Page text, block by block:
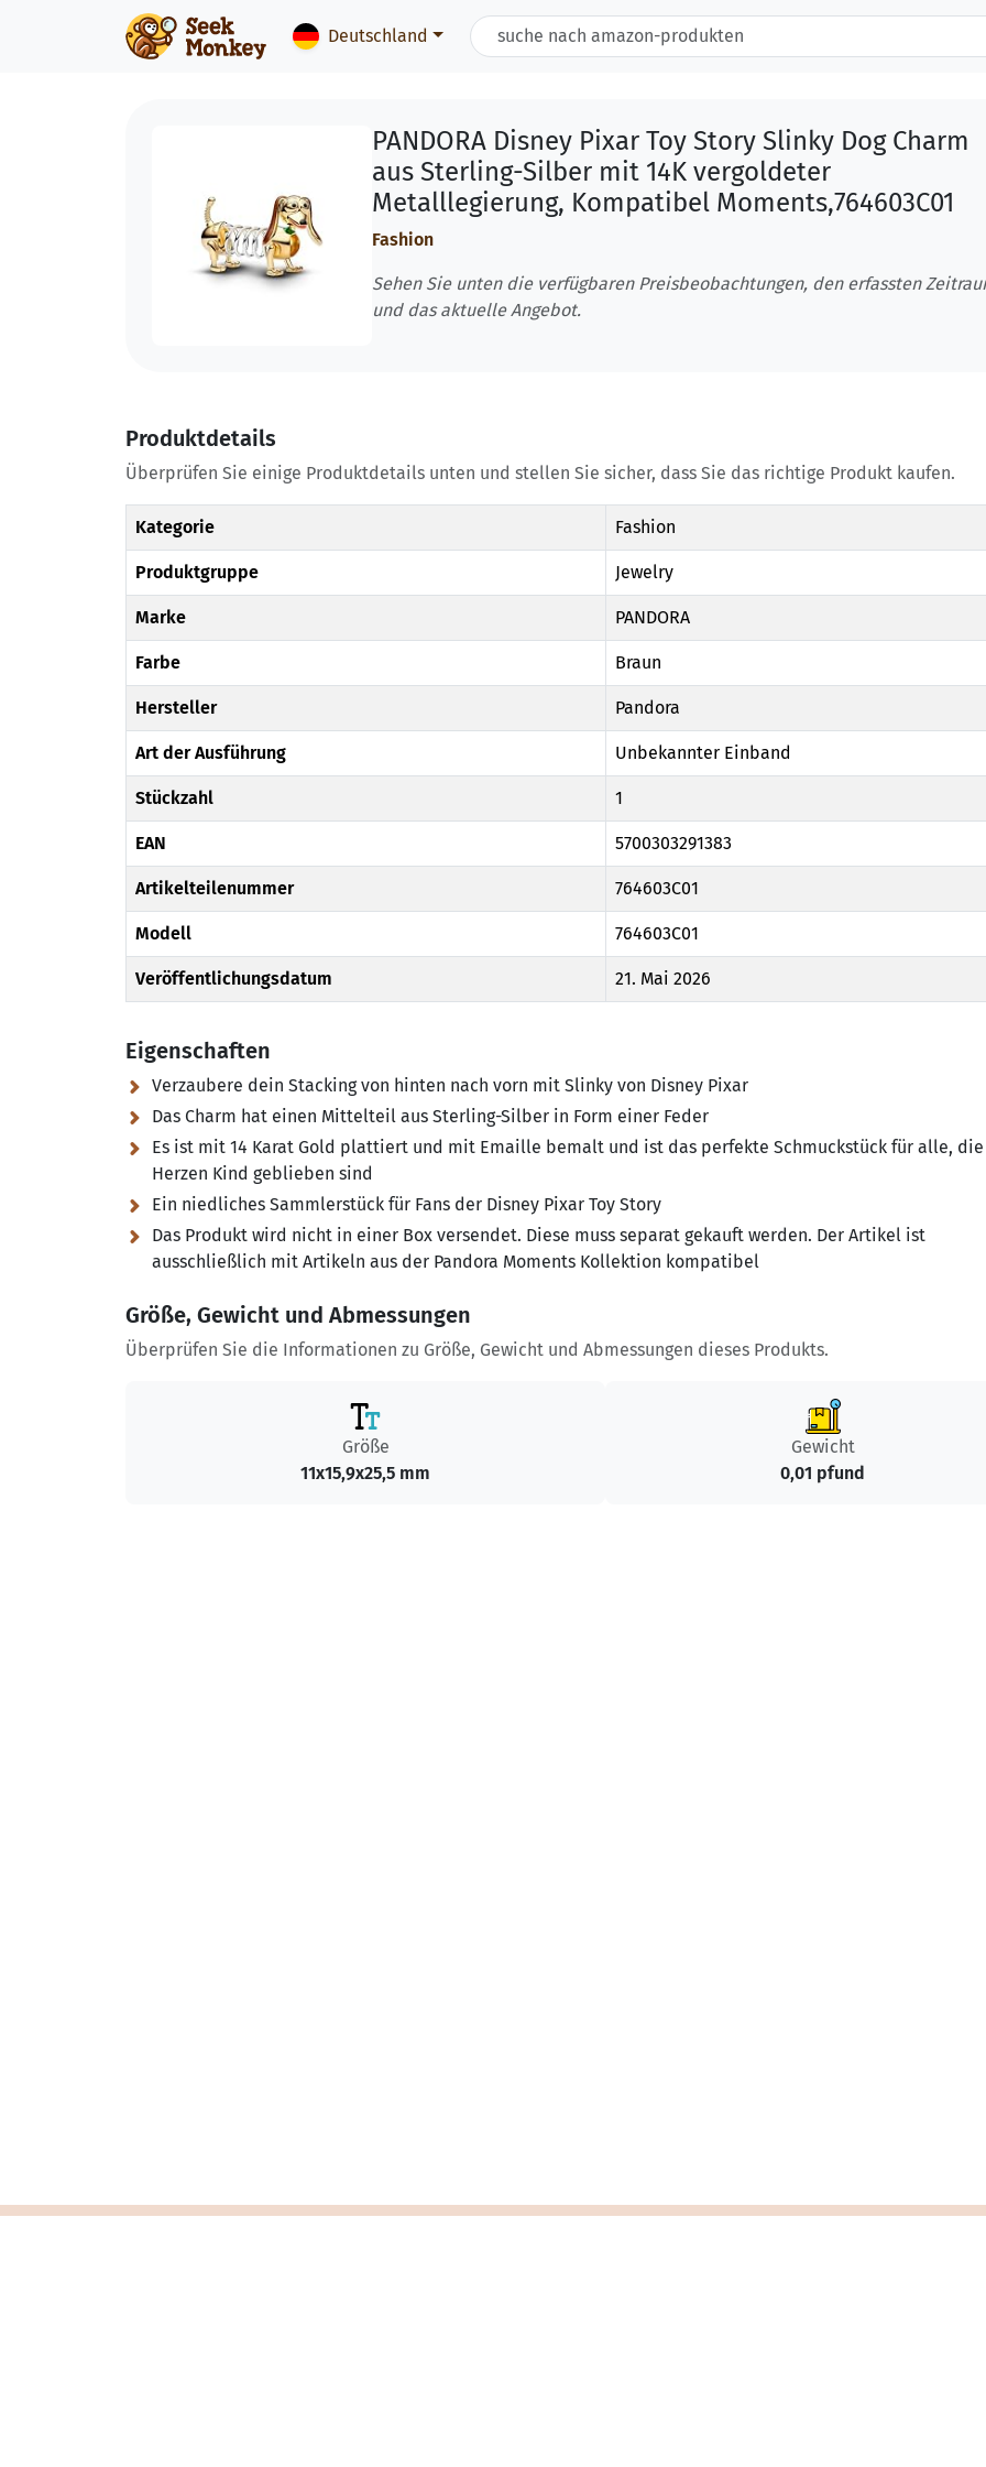
Deutschland
PANDORA Disney Pixar Toy Story Slinky Dog Charm
aus Sterling-Silber mit 14K vergoldeter
Metalllegierung, Kompatibel Moments,764603C01
Fashion
Sehen Sie unten die verfügbaren Preisbeobachtungen, den erfassten
und das aktuelle Angebot.
Produktdetails
Überprüfen Sie einige Produktdetails unten und stellen Sie sicher, dass Sie das richtige Produkt kaufen.
Kategorie Fashion
Produktgruppe Jewelry
Marke PANDORA
Farbe Braun
Hersteller Pandora
Art der Ausführung Unbekannter Einband
Stückzahl 1
EAN 5700303291383
Artikelteilenummer 764603C01
Modell 764603C01
Veröffentlichungsdatum 21. Mai 2026
Eigenschaften
Verzaubere dein Stacking von hinten nach vorn mit Slinky von Disney Pixar
Das Charm hat einen Mittelteil aus Sterling-Silber in Form einer Feder
Es ist mit 14 Karat Gold plattiert und mit Emaille bemalt und ist das perfekte Schmuckstück für alle,
Herzen Kind geblieben sind
Ein niedliches Sammlerstück für Fans der Disney Pixar Toy Story
Das Produkt wird nicht in einer Box versendet. Diese muss separat gekauft werden. Der Artikel ist
ausschließlich mit Artikeln aus der Pandora Moments Kollektion kompatibel
Größe, Gewicht und Abmessungen
Überprüfen Sie die Informationen zu Größe, Gewicht und Abmessungen dieses Produkts.
Größe
11x15,9x25,5 mm
Gewicht
0,01 pfund